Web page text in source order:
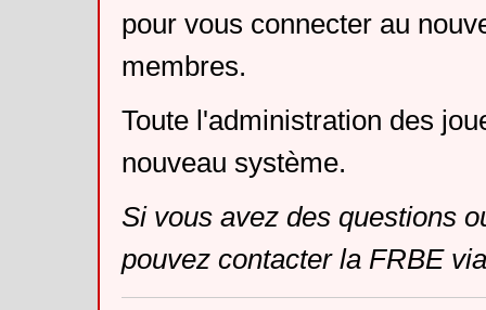
pour vous connecter au
membres.
Toute l'administration des
nouveau système.
Si vous avez des questions
pouvez contacter la FRBE